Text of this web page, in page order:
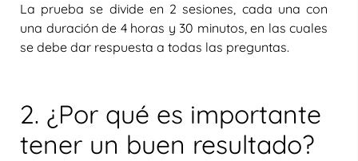
La prueba se divide en 2 sesiones, cada una con
una duración de 4 horas y 30 minutos, en las cuales
se debe dar respuesta a todas las preguntas.
2. ¿Por qué es importante
tener un buen resultado?